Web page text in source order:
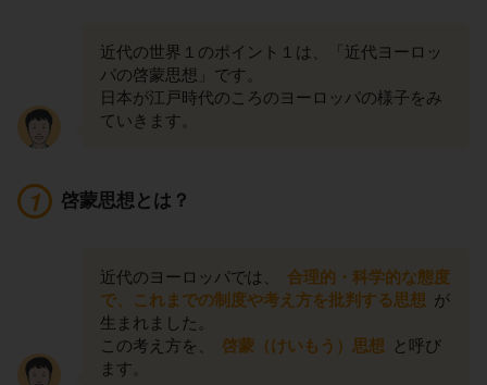
近代の世界１のポイント１は、「近代ヨーロッ
パの啓蒙思想」です。
日本が江戸時代のころのヨーロッパの様子をみ
ていきます。
啓蒙思想とは？
近代のヨーロッパでは、
合理的・科学的な態度
で、これまでの制度や考え方を批判する思想 が
生まれました。
この考え方を、
啓蒙（けいもう）思想
と呼び
ます。